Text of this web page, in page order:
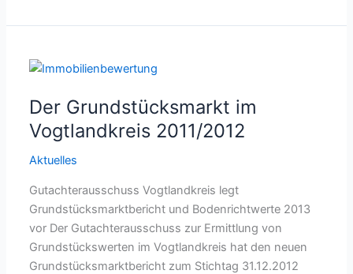
Der Grundstücksmarkt im
Vogtlandkreis 2011/2012
Aktuelles
Gutachterausschuss Vogtlandkreis legt
Grundstücksmarktbericht und Bodenrichtwerte 2013
vor Der Gutachterausschuss zur Ermittlung von
Grundstückswerten im Vogtlandkreis hat den neuen
Grundstücksmarktbericht zum Stichtag 31.12.2012